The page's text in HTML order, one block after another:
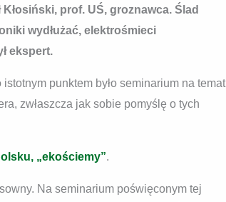
prof. UŚ, groznawca. Ślad
wydłużać, elektrośmieci
ekspert.
punktem było seminarium na temat
zwłaszcza jak sobie pomyślę o tych
„ekościemy”.
Na seminarium poświęconym tej